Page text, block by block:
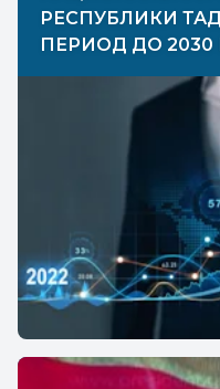
РЕСПУБЛИКИ
ПЕРИОД ДО 2030